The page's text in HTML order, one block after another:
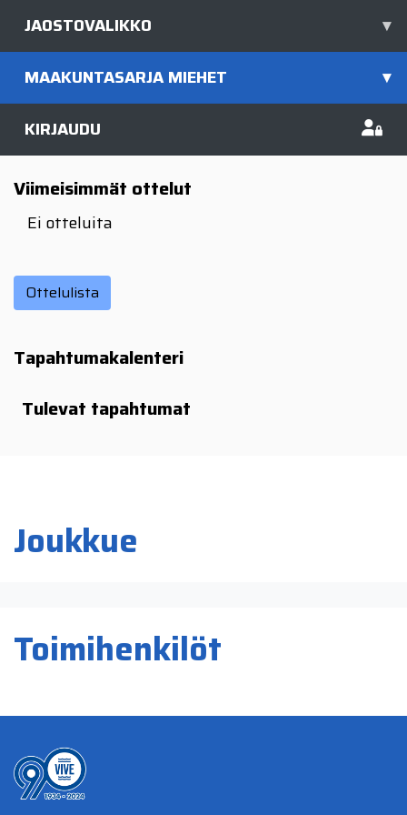
JAOSTOVALIKKO ▾
MAAKUNTASARJA MIEHET ▾
KIRJAUDU
Viimeisimmät ottelut
Ei otteluita
Ottelulista
Tapahtumakalenteri
Tulevat tapahtumat
Joukkue
Toimihenkilöt